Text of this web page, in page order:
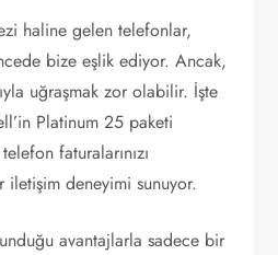
haline gelen telefonlar,
bize eşlik ediyor. Ancak,
uğraşmak zor olabilir. İşte
Platinum 25 paketi
faturalarınızı
deneyimi sunuyor.
avantajlarla sadece bir